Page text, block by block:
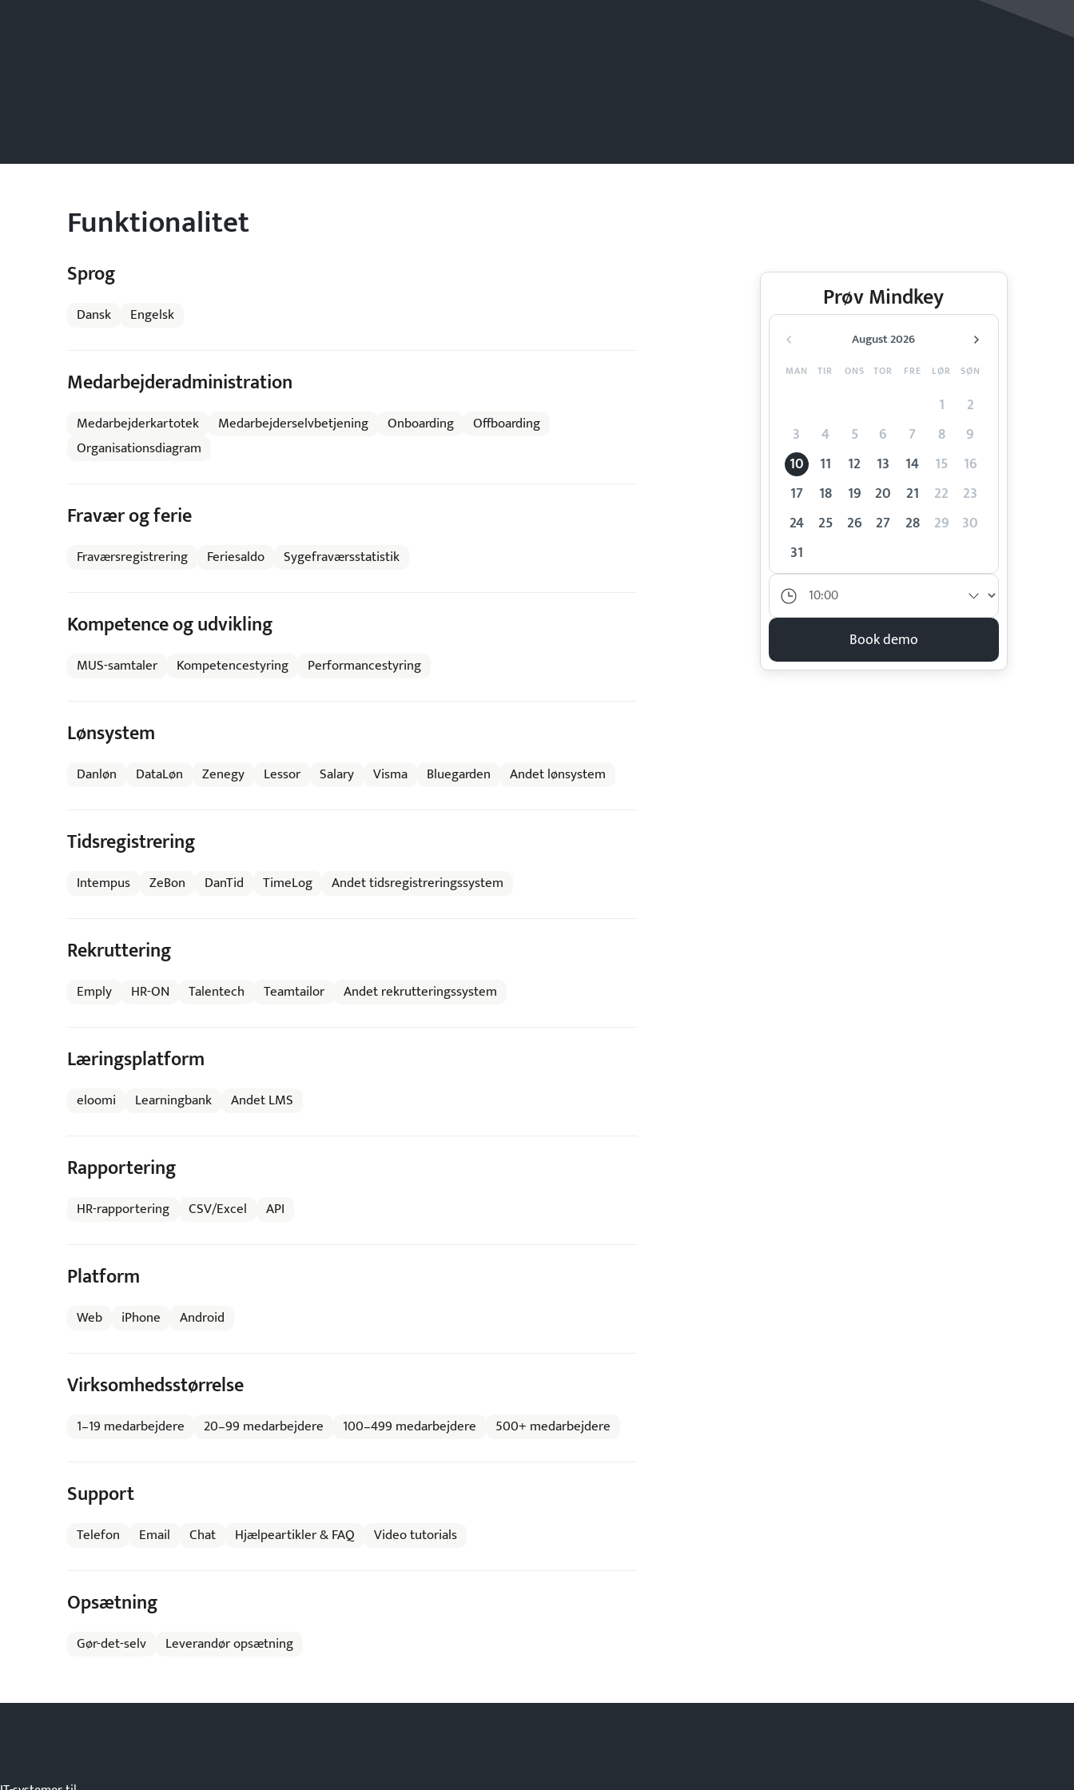
Prøv Mindkey
August 2026
MAN TIR ONS TOR FRE LØR SØN
1
2
3
4 5 6 7 8
9
10
11 12 13 14 15
16
17
18 19 20 21 22
23
24
25 26 27 28 29 30
31
Book demo
Funktionalitet
Sprog
Dansk Engelsk
Medarbejderadministration
Medarbejderkartotek Medarbejderselvbetjening Onboarding
Offboarding
Organisationsdiagram
Fravær og ferie
Fraværsregistrering Feriesaldo Sygefraværsstatistik
Kompetence og udvikling
MUS-samtaler Kompetencestyring Performancestyring
Lønsystem
Danløn DataLøn Zenegy Lessor Salary Visma Bluegarden Andet lønsystem
Tidsregistrering
Intempus ZeBon DanTid TimeLog Andet tidsregistreringssystem
Rekruttering
Emply HR-ON Talentech Teamtailor Andet rekrutteringssystem
Læringsplatform
eloomi Learningbank Andet LMS
Rapportering
HR-rapportering CSV/Excel API
Platform
Web iPhone Android
Virksomhedsstørrelse
1–19 medarbejdere 20–99 medarbejdere 100–499 medarbejdere 500+ medarbejdere
Support
Telefon Email Chat Hjælpeartikler & FAQ Video tutorials
Opsætning
Gør-det-selv Leverandør opsætning